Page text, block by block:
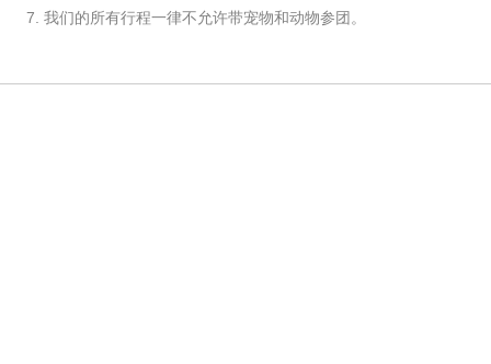
7. 我们的所有行程一律不允许带宠物和动物参团。